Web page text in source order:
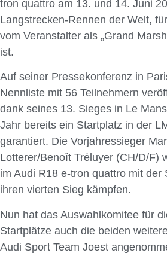
tron quattro am 13. und 14. Juni
Langstrecken-Rennen der Welt,
vom Veranstalter als „Grand
ist.
Auf seiner Pressekonferenz in
Nennliste mit 56 Teilnehmern
dank seines 13. Sieges in Le
Jahr bereits ein Startplatz in der
garantiert. Die Vorjahressieger
Lotterer/Benoît Tréluyer (CH/D/F)
im Audi R18 e-tron quattro mit der
ihren vierten Sieg kämpfen.
Nun hat das Auswahlkomitee für
Startplätze auch die beiden
Audi Sport Team Joest